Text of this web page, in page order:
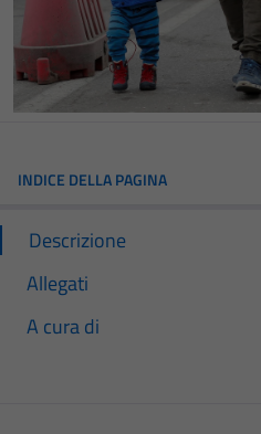
INDICE DELLA PAGINA
Descrizione
Allegati
A cura di